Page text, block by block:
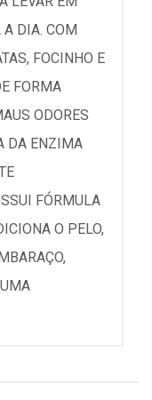
A DIA. COM
FOCINHO E
FORMA
ODORES
DA ENZIMA
FÓRMULA
O PELO,